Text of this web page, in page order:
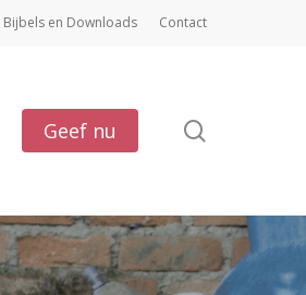
Bijbels en Downloads Contact
Geef nu